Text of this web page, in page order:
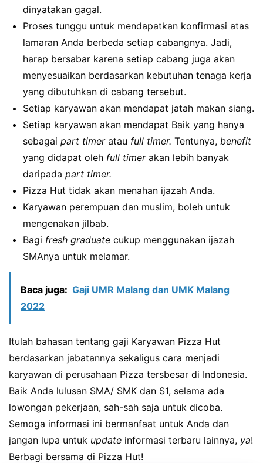
dinyatakan gagal.
Proses tunggu untuk mendapatkan konfirmasi atas
lamaran Anda berbeda setiap cabangnya. Jadi,
harap bersabar karena setiap cabang juga akan
menyesuaikan berdasarkan kebutuhan tenaga kerja
yang dibutuhkan di cabang tersebut.
Setiap karyawan akan mendapat jatah makan siang.
Setiap karyawan akan mendapat Baik yang hanya
sebagai part timer atau full timer. Tentunya, benefit
yang didapat oleh full timer akan lebih banyak
daripada part timer.
Pizza Hut tidak akan menahan ijazah Anda.
Karyawan perempuan dan muslim, boleh untuk
mengenakan jilbab.
Bagi fresh graduate cukup menggunakan ijazah
SMAnya untuk melamar.
Baca juga: Gaji UMR Malang dan UMK Malang
2022
Itulah bahasan tentang gaji Karyawan Pizza Hut
berdasarkan jabatannya sekaligus cara menjadi
karyawan di perusahaan Pizza tersbesar di Indonesia.
Baik Anda lulusan SMA/ SMK dan S1, selama ada
lowongan pekerjaan, sah-sah saja untuk dicoba.
Semoga informasi ini bermanfaat untuk Anda dan
jangan lupa untuk update informasi terbaru lainnya, ya!
Berbagi bersama di Pizza Hut!